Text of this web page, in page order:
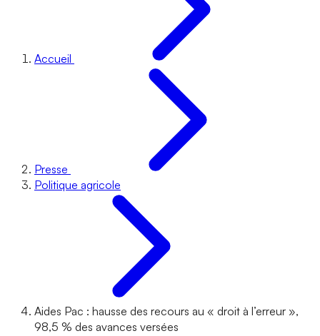
Accueil
Presse
Politique agricole
Aides Pac : hausse des recours au « droit à l’erreur »,
98,5 % des avances versées